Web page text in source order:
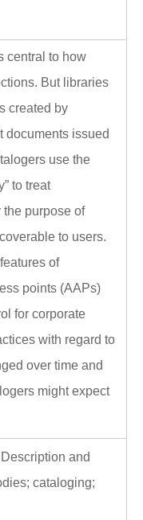
central to how
But libraries
created by
documents issued
use the
to treat
purpose of
to users.
of
points (AAPs)
for corporate
with regard to
over time and
might expect
and
cataloging;